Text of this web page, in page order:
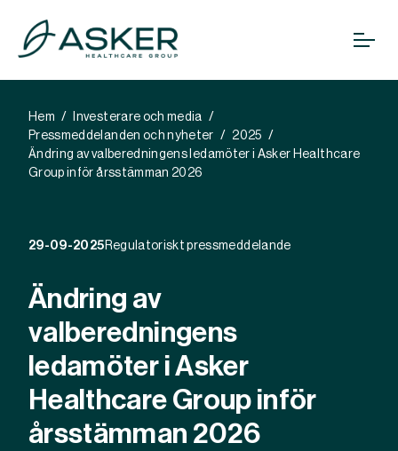
Hem
Investerare och media
Pressmeddelanden och nyheter
2025
Ändring av valberedningens ledamöter i Asker Healthcare
Group inför årsstämman 2026
29-09-2025 Regulatoriskt pressmeddelande
Ändring av
valberedningens
ledamöter i Asker
Healthcare Group inför
årsstämman 2026